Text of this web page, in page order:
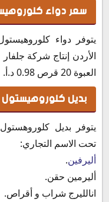
سعر دواء
العبوة 20 قرص 0.98 د.أ.
بديل كلوروهيستول
يتوفر بديل
تحت الاسم التجاري:
أليرفين.
أليرمين حقن.
انالليرج شراب و أقراص.